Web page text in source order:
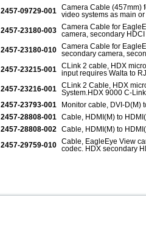
2457-09729-001 Camera Cable (457mm)
video systems as main
2457-23180-003 Camera Cable for
camera, secondary
2457-23180-010 Camera Cable for
secondary camera,
2457-23215-001 CLink 2 cable, HDX
input requires Walta to
2457-23216-001 CLink 2 Cable, HDX
System.HDX 9000 C-
2457-23793-001
Monitor cable, DVI-D(M)
2457-28808-001 Cable, HDMI(M) to
2457-28808-002 Cable, HDMI(M) to
2457-29759-010 Cable, EagleEye View
codec. HDX secondary